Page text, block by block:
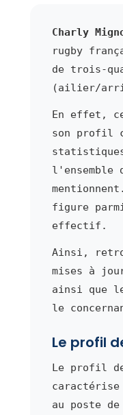
Charly
rugby
de trois-
(ailier/
En effet,
son profil
figure
effectif.
Ainsi,
mises à
ainsi que
le
Le profil
Le profil
caractérise
au poste